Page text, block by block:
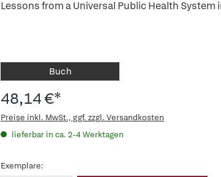
Lessons from a Universal Public Health System
Buch
48,14 €*
Preise inkl. MwSt., ggf. zzgl. Versandkosten
lieferbar in ca. 2-4 Werktagen
Exemplare: